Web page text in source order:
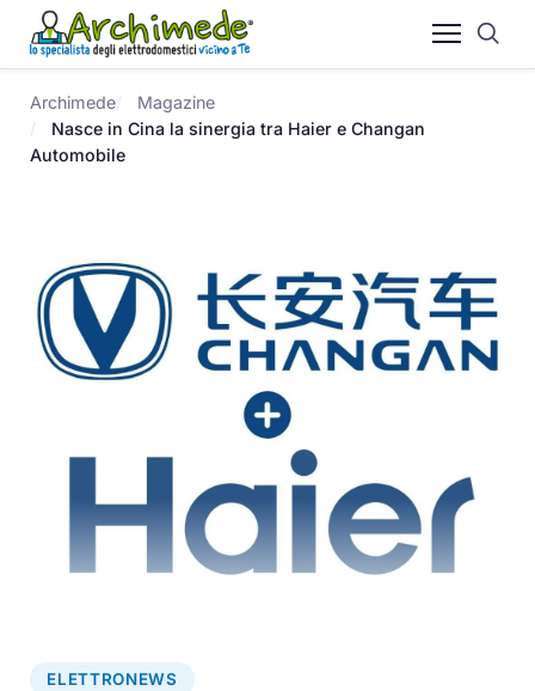
Archimede
Magazine
Nasce in Cina la sinergia tra Haier e Changan
Automobile
ELETTRONEWS